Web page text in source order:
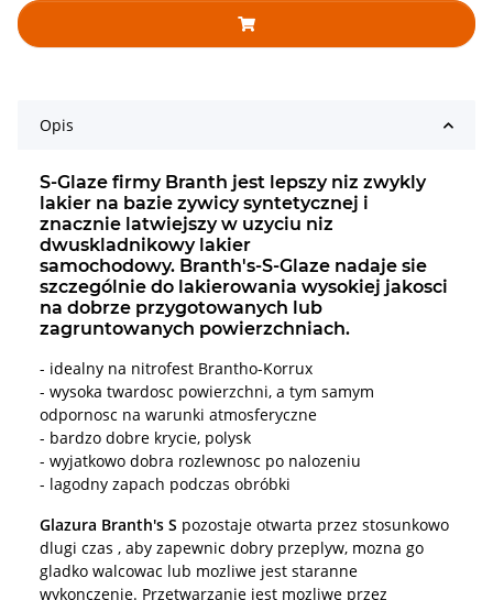
Opis
S-Glaze firmy Branth jest lepszy niz zwykly
lakier na bazie zywicy syntetycznej i
znacznie latwiejszy w uzyciu niz
dwuskladnikowy lakier
samochodowy. Branth's-S-Glaze nadaje sie
szczególnie do lakierowania wysokiej jakosci
na dobrze przygotowanych lub
zagruntowanych powierzchniach.
- idealny na nitrofest Brantho-Korrux
- wysoka twardosc powierzchni, a tym samym
odpornosc na warunki atmosferyczne
- bardzo dobre krycie, polysk
- wyjatkowo dobra rozlewnosc po nalozeniu
- lagodny zapach podczas obróbki
Glazura Branth's S pozostaje otwarta przez stosunkowo
dlugi czas , aby zapewnic dobry przeplyw, mozna go
gladko walcowac lub mozliwe jest staranne
wykonczenie. Przetwarzanie jest mozliwe przez